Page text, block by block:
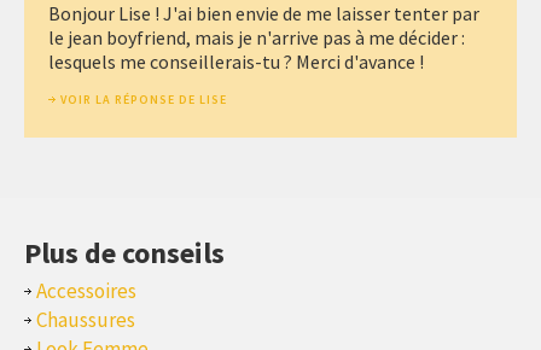
Bonjour Lise ! J'ai bien envie de me laisser tenter par
le jean boyfriend, mais je n'arrive pas à me décider :
lesquels me conseillerais-tu ? Merci d'avance !
VOIR LA RÉPONSE DE LISE
Plus de conseils
Accessoires
Chaussures